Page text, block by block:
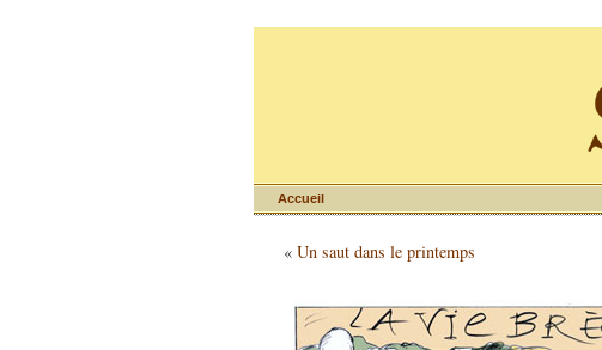
Accueil
« Un saut dans le printemps